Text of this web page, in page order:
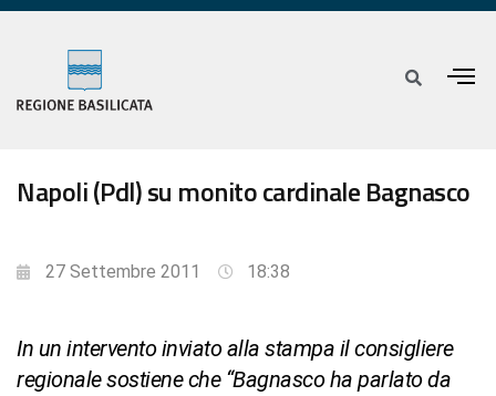
Napoli (Pdl) su monito cardinale Bagnasco
27 Settembre 2011 18:38
In un intervento inviato alla stampa il consigliere
regionale sostiene che “Bagnasco ha parlato da